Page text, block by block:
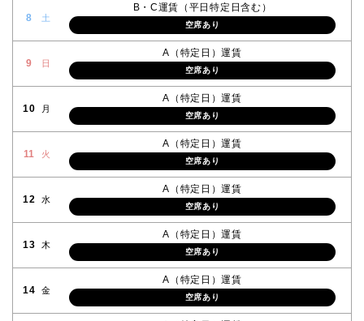
8 土
B・C運賃（平日特定日含む）
空席あり
9 日
A（特定日）運賃
空席あり
10 月
A（特定日）運賃
空席あり
11 火
A（特定日）運賃
空席あり
12 水
A（特定日）運賃
空席あり
13 木
A（特定日）運賃
空席あり
14 金
A（特定日）運賃
空席あり